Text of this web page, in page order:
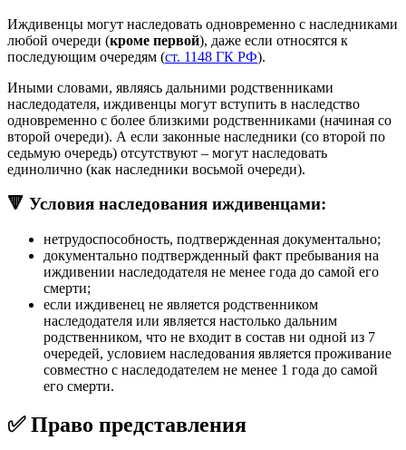
Иждивенцы могут наследовать одновременно с наследниками
любой очереди (кроме первой), даже если относятся к
последующим очередям (ст. 1148 ГК РФ).
Иными словами, являясь дальними родственниками
наследодателя, иждивенцы могут вступить в наследство
одновременно с более близкими родственниками (начиная со
второй очереди). А если законные наследники (со второй по
седьмую очередь) отсутствуют – могут наследовать
единолично (как наследники восьмой очереди).
🔻 Условия наследования иждивенцами:
нетрудоспособность, подтвержденная документально;
документально подтвержденный факт пребывания на
иждивении наследодателя не менее года до самой его
смерти;
если иждивенец не является родственником
наследодателя или является настолько дальним
родственником, что не входит в состав ни одной из 7
очередей, условием наследования является проживание
совместно с наследодателем не менее 1 года до самой
его смерти.
✅ Право представления